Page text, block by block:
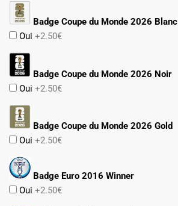
Badge Coupe du Monde 2026 Blanc
Oui +2.50€
Badge Coupe du Monde 2026 Noir
Oui +2.50€
Badge Coupe du Monde 2026 Gold
Oui +2.50€
Badge Euro 2016 Winner
Oui +2.50€